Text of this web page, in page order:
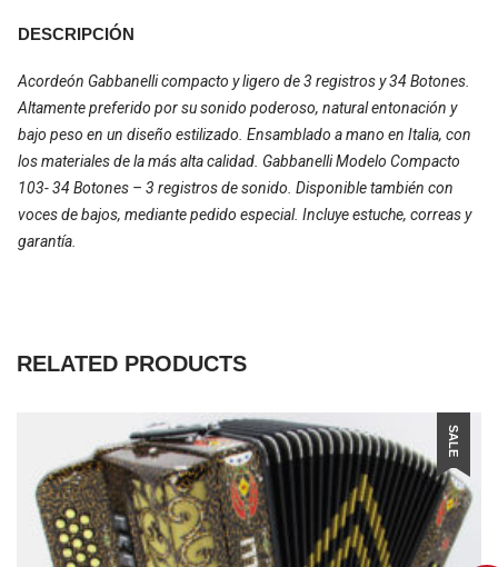
DESCRIPCIÓN
Acordeón Gabbanelli compacto y ligero de 3 registros y 34 Botones.
Altamente preferido por su sonido poderoso, natural entonación y
bajo peso en un diseño estilizado. Ensamblado a mano en Italia, con
los materiales de la más alta calidad. Gabbanelli Modelo Compacto
103- 34 Botones – 3 registros de sonido. Disponible también con
voces de bajos, mediante pedido especial. Incluye estuche, correas y
garantía.
RELATED PRODUCTS
SALE